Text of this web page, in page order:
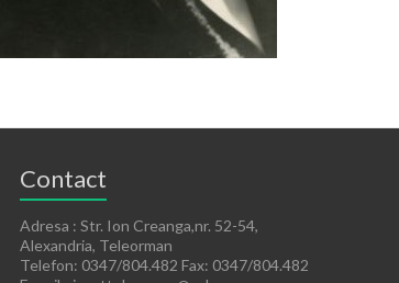
Contact
Adresa : Str. Ion Creanga,nr. 52-54,
Alexandria, Teleorman
Telefon: 0347/804.482 Fax: 0347/804.482